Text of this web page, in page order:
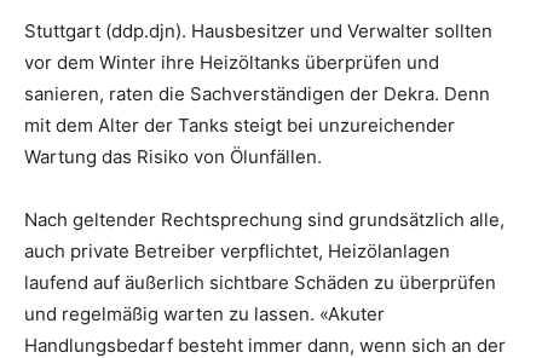
Stuttgart (ddp.djn). Hausbesitzer und Verwalter sollten
vor dem Winter ihre Heizöltanks überprüfen und
sanieren, raten die Sachverständigen der Dekra. Denn
mit dem Alter der Tanks steigt bei unzureichender
Wartung das Risiko von Ölunfällen.
Nach geltender Rechtsprechung sind grundsätzlich alle,
auch private Betreiber verpflichtet, Heizölanlagen
laufend auf äußerlich sichtbare Schäden zu überprüfen
und regelmäßig warten zu lassen. «Akuter
Handlungsbedarf besteht immer dann, wenn sich an der